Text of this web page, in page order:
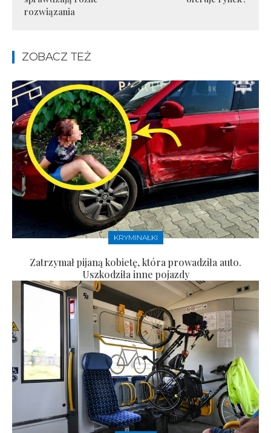
rozwiązania
ZOBACZ TEŻ
KRYMINAŁKI
Zatrzymał pijaną kobietę, która prowadziła auto.
Uszkodziła inne pojazdy